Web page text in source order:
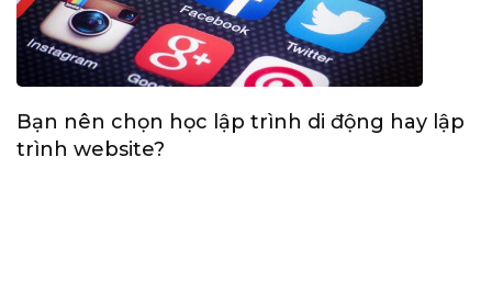
Bạn nên chọn học lập trình di động hay lập
trình website?